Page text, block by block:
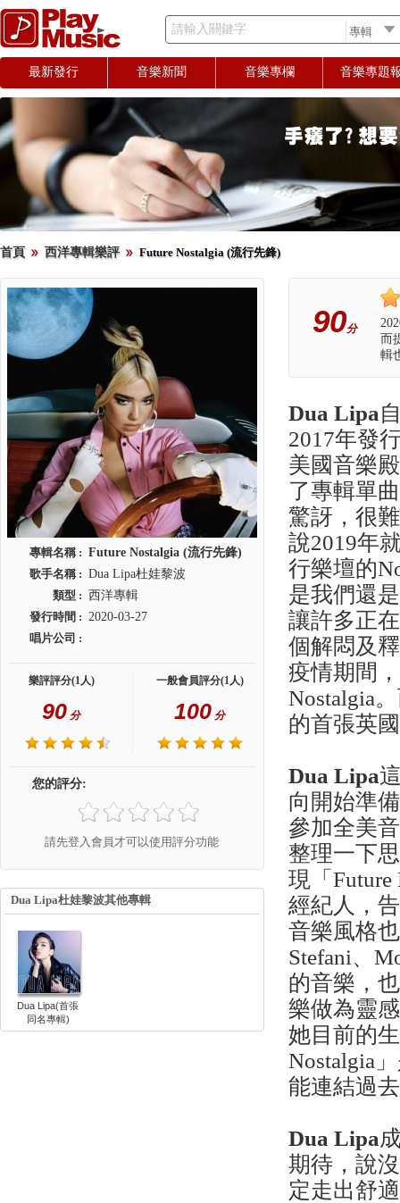
請輸入關鍵字
最新發行 音樂新聞 音樂專欄 音樂專題
首頁 西洋專輯樂評 Future Nostalgia (流行先鋒)
專輯名稱 : Future Nostalgia (流行先鋒)
歌手名稱 : Dua Lipa杜娃黎波
類型 : 西洋專輯
發行時間 : 2020-03-27
唱片公司 :
樂評評分(1人)
90 分
一般會員評分(1人)
100 分
您的評分:
請先登入會員才可以使用評分功能
Dua Lipa杜娃黎波其他專輯
Dua Lipa(首張
同名專輯)
90分
而
輯
Dua Lipa
2017年發
美國音樂
了專輯單
驚訝，很
說2019年
行樂壇的
是我們還
讓許多正
個解悶及
疫情期間
Nostalgia
的首張英
Dua Lipa
向開始準
參加全美
整理一下
現「
經紀人，
音樂風格
Stefani、
的音樂，
樂做為靈
她目前的
Nostalgia
能連結過
Dua Lipa
期待，說
定走出舒